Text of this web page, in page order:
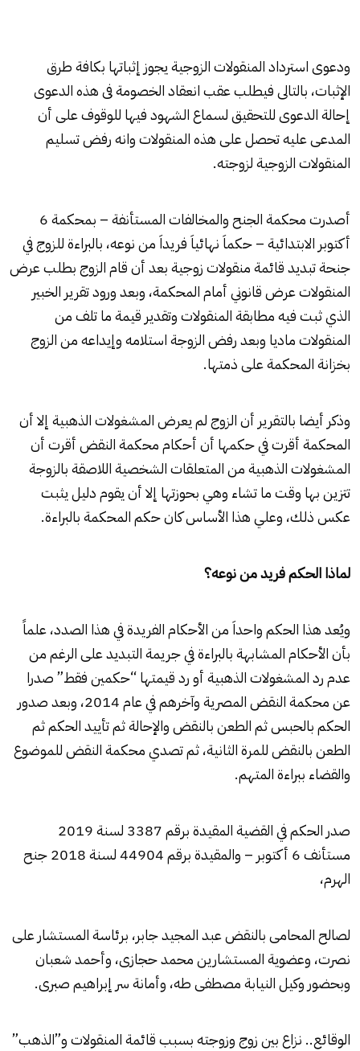
ودعوى استرداد المنقولات الزوجية يجوز إثباتها بكافة طرق
الإثبات، بالتالى فيطلب عقب انعقاد الخصومة فى هذه الدعوى
إحالة الدعوى للتحقيق لسماع الشهود فيها للوقوف على أن
المدعى عليه تحصل على هذه المنقولات وانه رفض تسليم
المنقولات الزوجية لزوجته.
أصدرت محكمة الجنح والمخالفات المستأنفة – بمحكمة 6
أكتوبر الابتدائية – حكماَ نهائياَ فريداَ من نوعه، بالبراءة للزوج في
جنحة تبديد قائمة منقولات زوجية بعد أن قام الزوج بطلب عرض
المنقولات عرض قانوني أمام المحكمة، وبعد ورود تقرير الخبير
الذي ثبت فيه مطابقة المنقولات وتقدير قيمة ما تلف من
المنقولات ماديا وبعد رفض الزوجة استلامه وإيداعه من الزوج
بخزانة المحكمة على ذمتها.
وذكر أيضا بالتقرير أن الزوج لم يعرض المشغولات الذهبية إلا أن
المحكمة أقرت في حكمها أن أحكام محكمة النقض أقرت أن
المشغولات الذهبية من المتعلقات الشخصية اللاصقة بالزوجة
تتزين بها وقت ما تشاء وهي بحوزتها إلا أن يقوم دليل يثبت
عكس ذلك، وعلي هذا الأساس كان حكم المحكمة بالبراءة.
لماذا الحكم فريد من نوعه؟
ويُعد هذا الحكم واحداَ من الأحكام الفريدة في هذا الصدد، علماً
بأن الأحكام المشابهة بالبراءة في جريمة التبديد على الرغم من
عدم رد المشغولات الذهبية أو رد قيمتها “حكمين فقط” صدرا
عن محكمة النقض المصرية وآخرهم في عام 2014، وبعد صدور
الحكم بالحبس ثم الطعن بالنقض والإحالة ثم تأييد الحكم ثم
الطعن بالنقض للمرة الثانية، ثم تصدي محكمة النقض للموضوع
والقضاء ببراءة المتهم.
صدر الحكم في القضية المقيدة برقم 3387 لسنة 2019
مستأنف 6 أكتوبر – والمقيدة برقم 44904 لسنة 2018 جنح
الهرم،
لصالح المحامى بالنقضعبد المجيد جابر، برئاسة المستشار على
نصرت، وعضوية المستشارين محمد حجازى، وأحمد شعبان
وبحضور وكيل النيابة مصطفى طه، وأمانة سر إبراهيم صبرى.
الوقائع.. نزاع بين زوج وزوجته بسبب قائمة المنقولات و”الذهب”